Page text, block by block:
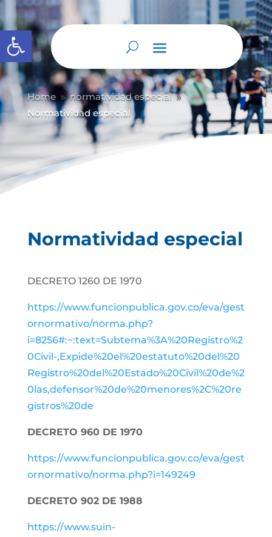
Abrir barra de herramientas
Home 9 normatividad especial 9
Normatividad especial
Normatividad especial
DECRETO 1260 DE 1970
https://www.funcionpublica.gov.co/eva/gest
ornormativo/norma.php?
i=8256#:~:text=Subtema%3A%20Registro%2
0Civil-,Expide%20el%20estatuto%20del%20
Registro%20del%20Estado%20Civil%20de%2
0las,defensor%20de%20menores%2C%20re
gistros%20de
DECRETO 960 DE 1970
https://www.funcionpublica.gov.co/eva/gest
ornormativo/norma.php?i=149249
DECRETO 902 DE 1988
https://www.suin-